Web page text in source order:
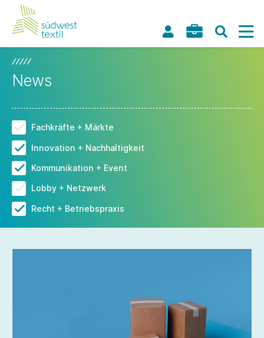
News
Fachkräfte + Märkte
Innovation + Nachhaltigkeit
Kommunikation + Event
Lobby + Netzwerk
Recht + Betriebspraxis